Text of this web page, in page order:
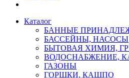
Каталог
БАННЫЕ
БАССЕЙНЫ, НАСОСЫ
БЫТОВАЯ ХИМИЯ,
ВОДОСНАБЖЕНИЕ,
ГАЗОНЫ
ГОРШКИ, КАШПО